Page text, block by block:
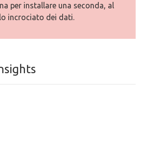
per installare una seconda, al
incrociato dei dati.